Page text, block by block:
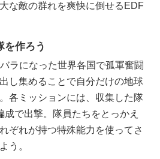
な敵の群れを爽快に倒せるEDF
作ろう
ラになった世界各国で孤軍奮闘
し集めることで自分だけの地球
各ミッションには、収集した隊
成で出撃。隊員たちをとっかえ
ぞれが持つ特殊能力を使ってさ
う。